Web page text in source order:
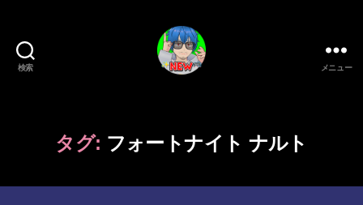
検索
ー
ム/
ジ
メニュー
タグ: フォートナイト ナルト